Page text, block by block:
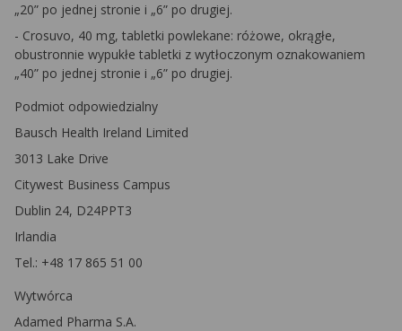
„20” po jednej stronie i „6” po drugiej.
- Crosuvo, 40 mg, tabletki powlekane: różowe, okrągłe,
obustronnie wypukłe tabletki z wytłoczonym oznakowaniem
„40” po jednej stronie i „6” po drugiej.
Podmiot odpowiedzialny
Bausch Health Ireland Limited
3013 Lake Drive
Citywest Business Campus
Dublin 24, D24PPT3
Irlandia
Tel.: +48 17 865 51 00
Wytwórca
Adamed Pharma S.A.